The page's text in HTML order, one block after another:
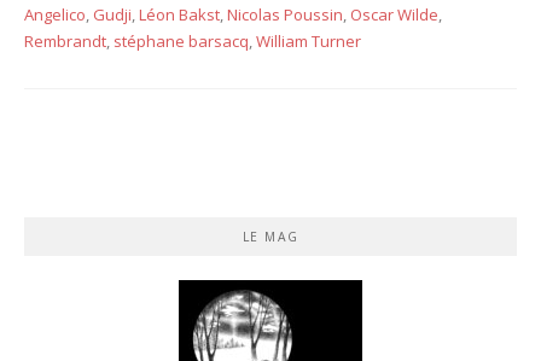
Angelico, Gudji,Léon Bakst,Nicolas Poussin, Oscar Wilde,
Rembrandt, stéphane barsacq,William Turner
LE MAG